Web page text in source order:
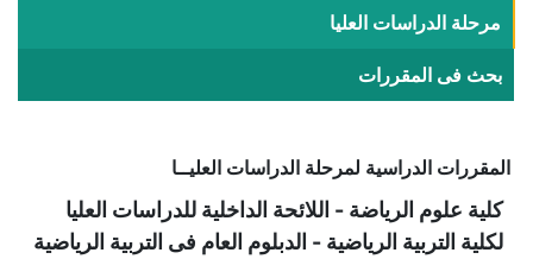
مرحلة الدراسات العليا
بحث فى المقررات
المقررات الدراسية لمرحلة الدراسات العليــا
كلية علوم الرياضة - اللائحة الداخلية للدراسات العليا
لكلية التربية الرياضية - الدبلوم العام فى التربية الرياضية